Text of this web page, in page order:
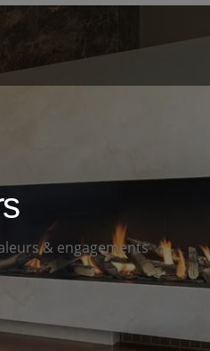
& engagements